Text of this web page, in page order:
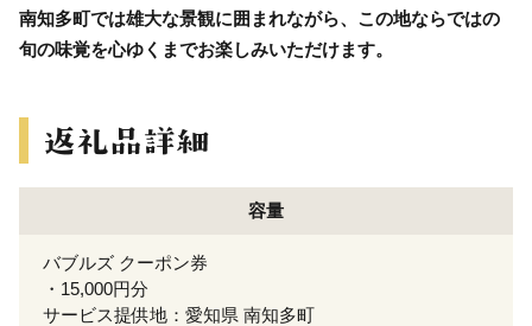
南知多町では雄大な景観に囲まれながら、この地ならではの
旬の味覚を心ゆくまでお楽しみいただけます。
容量
バブルズ クーポン券
・15,000円分
サービス提供地：愛知県 南知多町